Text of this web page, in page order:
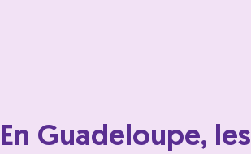
En Guadeloupe, les